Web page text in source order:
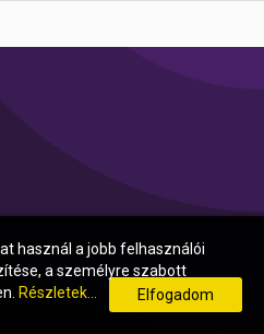
használ a jobb felhasználói
a személyre szabott
Részletek... Elfogadom